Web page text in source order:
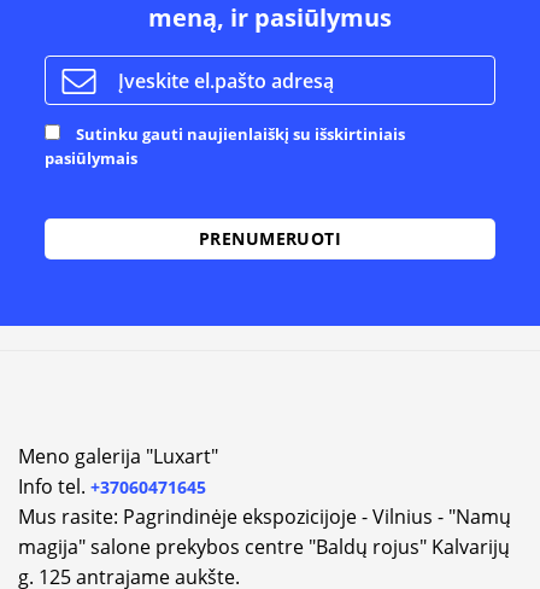
meną, ir pasiūlymus
Sutinku gauti naujienlaiškį su išskirtiniais
pasiūlymais
Meno galerija "Luxart"
Info tel. +37060471645
Mus rasite: Pagrindinėje ekspozicijoje - Vilnius - "Namų
magija" salone prekybos centre "Baldų rojus" Kalvarijų
g. 125 antrajame aukšte.